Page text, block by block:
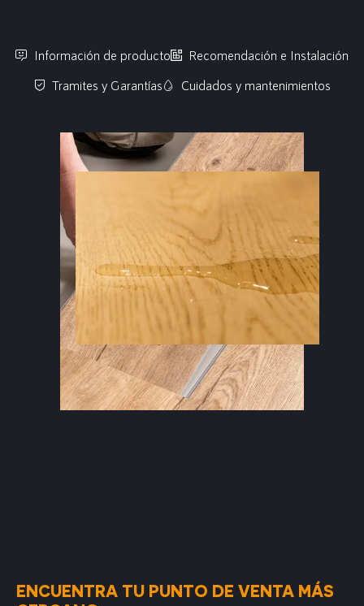
Información de producto
Recomendación e Instalación
Tramites y Garantías
Cuidados y mantenimientos
ENCUENTRA TU PUNTO DE VENTA MÁS